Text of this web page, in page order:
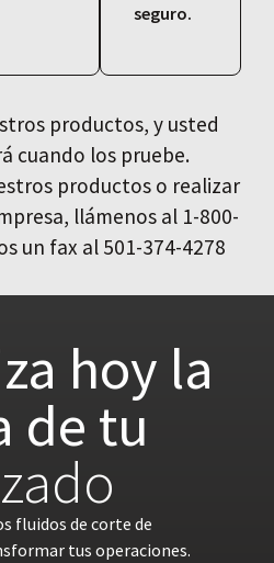
seguro.
productos, y usted
cuando los pruebe.
productos o realizar
llámenos al 1-800-
un fax al 501-374-4278
hoy la
de tu
fluidos de corte de
tus operaciones.